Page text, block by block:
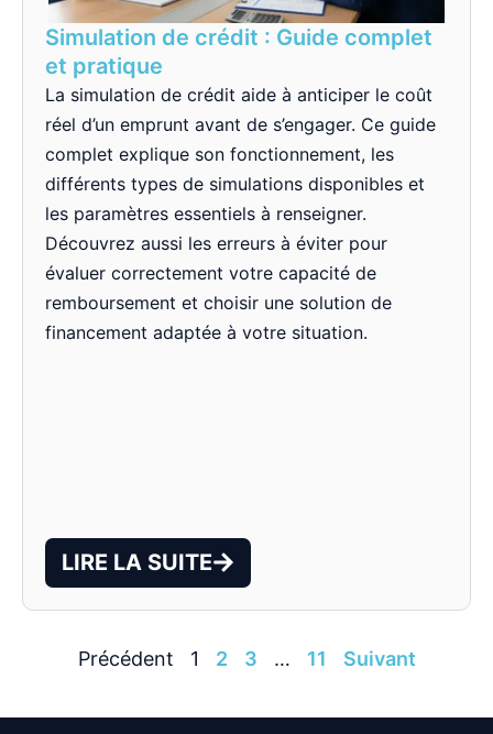
Simulation de crédit : Guide complet
et pratique
La simulation de crédit aide à anticiper le coût
réel d’un emprunt avant de s’engager. Ce guide
complet explique son fonctionnement, les
différents types de simulations disponibles et
les paramètres essentiels à renseigner.
Découvrez aussi les erreurs à éviter pour
évaluer correctement votre capacité de
remboursement et choisir une solution de
financement adaptée à votre situation.
LIRE LA SUITE
Précédent 1 2 3 … 11 Suivant